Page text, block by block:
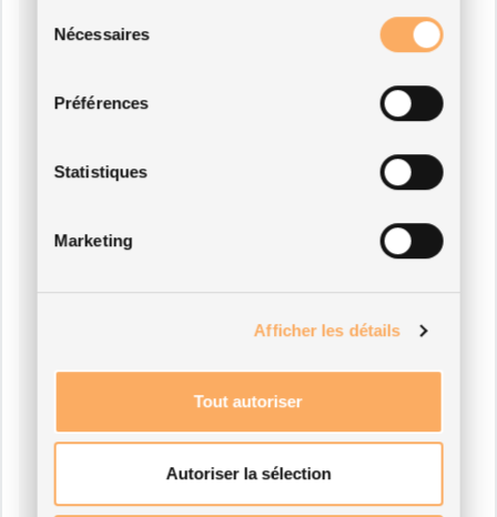
Nécessaires
Préférences
Statistiques
Marketing
Afficher les détails
Tout autoriser
Autoriser la sélection